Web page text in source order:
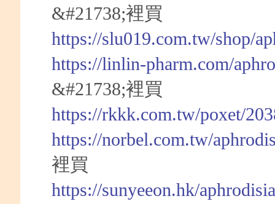
&#21738;裡買
https://slu019.com.tw/shop/
https://linlin-pharm.com/
&#21738;裡買
https://rkkk.com.tw/poxet/
https://norbel.com.tw/
裡買
https://sunyeeon.hk/